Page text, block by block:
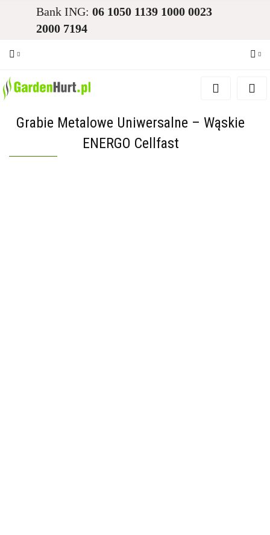
Bank ING: 06 1050 1139 1000 0023
2000 7194
Zaloguj się
Dodaj zgłoszenie
Grabie Metalowe Uniwersalne – Wąskie
ENERGO Cellfast